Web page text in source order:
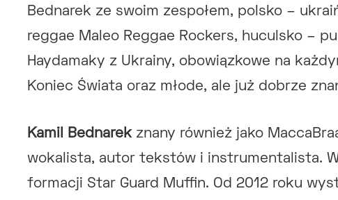
Bednarek ze swoim zespołem, polsko –
reggae Maleo Reggae Rockers, huculsko –
Haydamaky z Ukrainy, obowiązkowe na
Koniec Świata oraz młode, ale już dobrze
Kamil Bednarekznany również jako
wokalista, autor tekstów i instrumentalista.
formacji Star Guard Muffin. Od 2012 roku